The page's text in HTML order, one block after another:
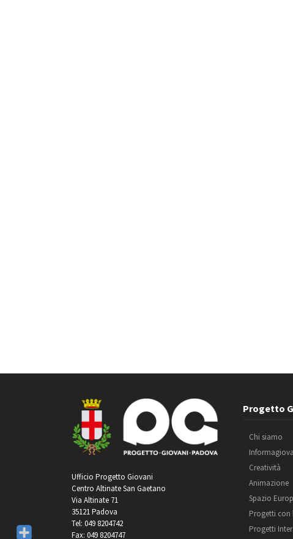
Ufficio Progetto Giovani
Centro Altinate San Gaetano
Via Altinate 71
35121 Padova
Tel: 049 8204742
Fax: 049 8204747
Progetto
Chi siamo
Creatività
Animazione
Spazio
Progetti con
Progetti